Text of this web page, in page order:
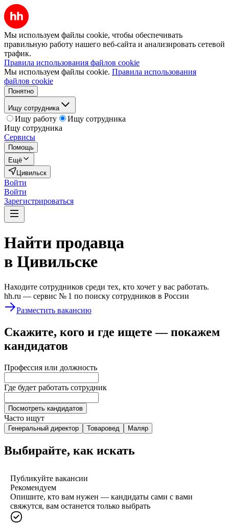
Мы используем файлы cookie, чтобы обеспечивать
правильную работу нашего веб-сайта и анализировать сетевой
трафик.
Правила использования файлов cookie
Мы используем файлы cookie. Правила использования
файлов cookie
Понятно
Ищу сотрудника
Ищу работу
Ищу сотрудника
Ищу сотрудника
Сервисы
Помощь
Ещё
Цивильск
Войти
Войти
Зарегистрироваться
Найти продавца
в Цивильске
Находите сотрудников среди тех, кто хочет у вас работать.
hh.ru — сервис № 1 по поиску сотрудников в России
Разместить вакансию
Скажите, кого и где ищете — покажем
кандидатов
Профессия или должность
Где будет работать сотрудник
Посмотреть кандидатов
Часто ищут
Генеральный директор Товаровед Маляр
Выбирайте, как искать
Публикуйте вакансии
Рекомендуем
Опишите, кто вам нужен — кандидаты сами с вами
свяжутся, вам останется только выбрать